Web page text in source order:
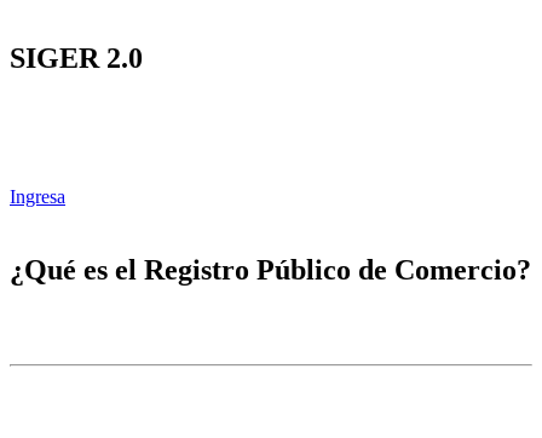
SIGER 2.0
Ingresa
¿Qué es el Registro Público de Comercio?